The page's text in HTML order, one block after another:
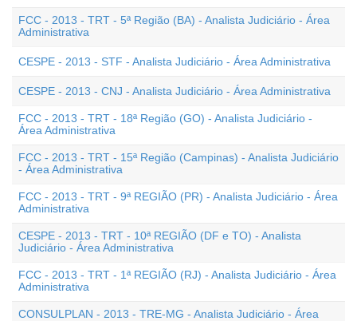
FCC - 2013 - TRT - 5ª Região (BA) - Analista Judiciário - Área
Administrativa
CESPE - 2013 - STF - Analista Judiciário - Área Administrativa
CESPE - 2013 - CNJ - Analista Judiciário - Área Administrativa
FCC - 2013 - TRT - 18ª Região (GO) - Analista Judiciário -
Área Administrativa
FCC - 2013 - TRT - 15ª Região (Campinas) - Analista Judiciário
- Área Administrativa
FCC - 2013 - TRT - 9ª REGIÃO (PR) - Analista Judiciário - Área
Administrativa
CESPE - 2013 - TRT - 10ª REGIÃO (DF e TO) - Analista
Judiciário - Área Administrativa
FCC - 2013 - TRT - 1ª REGIÃO (RJ) - Analista Judiciário - Área
Administrativa
CONSULPLAN - 2013 - TRE-MG - Analista Judiciário - Área